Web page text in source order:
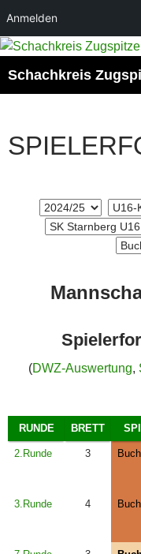
Anmelden
Zum
springen
Schachkreis
(DWZ-Auswertung,
RUNDE BRETT
2.Runde 3
3.Runde 4